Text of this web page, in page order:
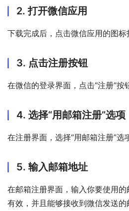
2. 打开微信应用
下载完成后，点击微信应用的图标
3. 点击注册按钮
在微信的登录界面，点击“注册”按
4. 选择“用邮箱注册”选项
在注册界面，选择“用邮箱注册”选
5. 输入邮箱地址
在邮箱注册界面，输入你要使用
有效，并且能够接收到微信发送的